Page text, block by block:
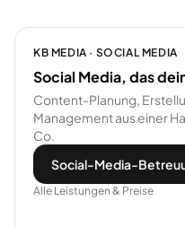
KB MEDIA · SOCIAL MEDIA
Social Media, das
Content-Planung,
Management aus einer
Co.
Social-Media-
Alle Leistungen & Preise